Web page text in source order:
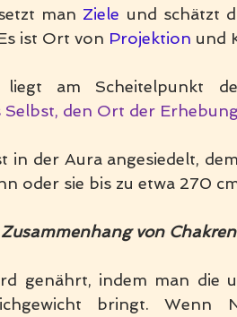
man Ziele
ist Ort von Projektion und
Selbst, den Ort der
in der Aura angesiedelt,
oder sie bis zu etwa 270
Zusammenhang von
genährt, indem man die
bringt. Wenn